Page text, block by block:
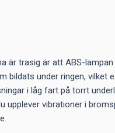
är trasig är att ABS-
bildats under ringen,
i låg fart på torrt
vibrationer i